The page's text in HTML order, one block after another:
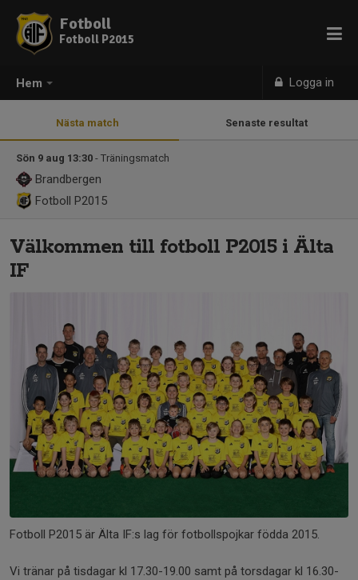
Hem Logga in
Fotboll
Fotboll P2015
Nästa match Senaste resultat
Sön 9 aug 13:30 - Träningsmatch
Brandbergen
Fotboll P2015
Välkommen till fotboll P2015 i Älta
IF
Fotboll P2015 är Älta IF:s lag för fotbollspojkar födda 2015.
Vi tränar på tisdagar kl 17.30-19.00 samt på torsdagar kl 16.30-